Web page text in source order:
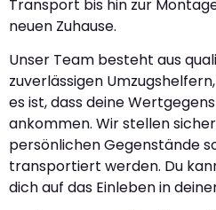
Transport bis hin zur
neuen Zuhause.
Unser Team besteht aus
zuverlässigen
es ist, dass deine
ankommen. Wir stellen
persönlichen Gegenstände
transportiert werden. Du
dich auf das Einleben in